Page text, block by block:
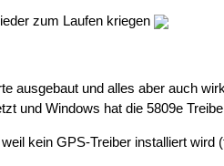
zum Laufen kriegen
ausgebaut und alles aber auch
und Windows hat die 5809e
kein GPS-Treiber installiert wird